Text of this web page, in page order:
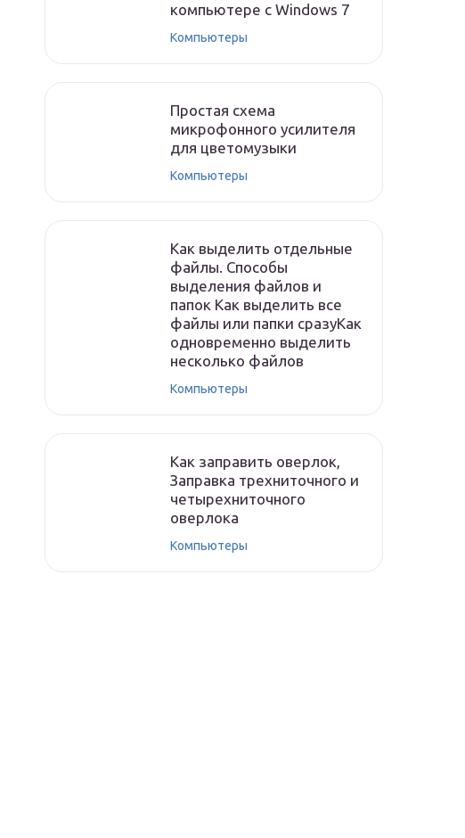
компьютере с Windows 7
Компьютеры
Простая схема
микрофонного усилителя
для цветомузыки
Компьютеры
Как выделить отдельные
файлы. Способы
выделения файлов и
папок Как выделить все
файлы или папки сразуКак
одновременно выделить
несколько файлов
Компьютеры
Как заправить оверлок,
Заправка трехниточного и
четырехниточного
оверлока
Компьютеры